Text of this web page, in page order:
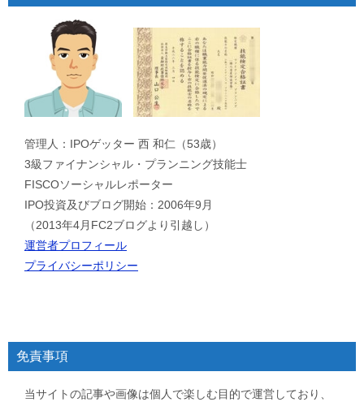
管理人：IPOゲッター 西 和仁（53歳）
3級ファイナンシャル・プランニング技能士
FISCOソーシャルレポーター
IPO投資及びブログ開始：2006年9月
（2013年4月FC2ブログより引越し）
運営者プロフィール
プライバシーポリシー
免責事項
当サイトの記事や画像は個人で楽しむ目的で運営しており、